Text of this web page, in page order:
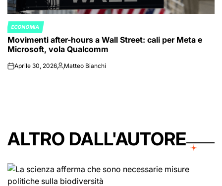
POSTED
IN
ECONOMIA
Movimenti after-hours a Wall Street: cali per Meta e
Microsoft, vola Qualcomm
onAprile 30, 2026Posted
Matteo Bianchi
ALTRO DALL'AUTORE